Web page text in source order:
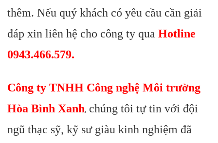
thêm. Nếu quý khách có yêu cầu cần giải
đáp xin liên hệ cho công ty qua Hotline
0943.466.579.
Công ty TNHH Công nghệ Môi trường
Hòa Bình Xanh, chúng tôi tự tin với đội
ngũ thạc sỹ, kỹ sư giàu kinh nghiệm đã